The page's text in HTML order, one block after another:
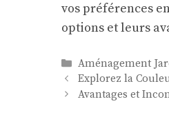
vos préférences
options et leurs
Catégories
Aménagement
Explorez la
Avantages et